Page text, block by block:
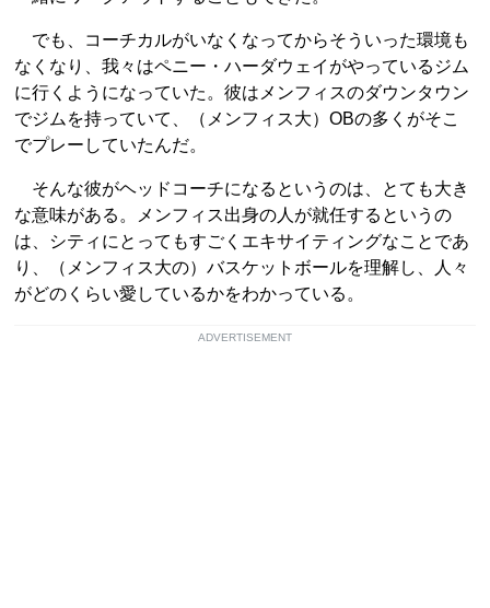
でも、コーチカルがいなくなってからそういった環境も
なくなり、我々はペニー・ハーダウェイがやっているジム
に行くようになっていた。彼はメンフィスのダウンタウン
でジムを持っていて、（メンフィス大）OBの多くがそこ
でプレーしていたんだ。
そんな彼がヘッドコーチになるというのは、とても大き
な意味がある。メンフィス出身の人が就任するというの
は、シティにとってもすごくエキサイティングなことであ
り、（メンフィス大の）バスケットボールを理解し、人々
がどのくらい愛しているかをわかっている。
ADVERTISEMENT